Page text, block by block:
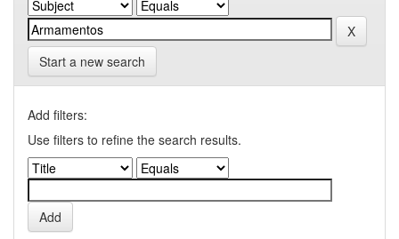
Start a new search
Add filters:
Use filters to refine the search results.